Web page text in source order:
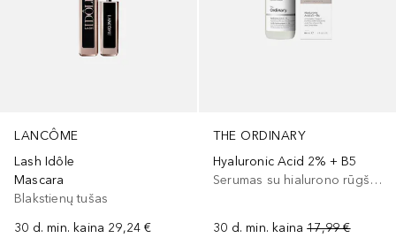
LANCÔME
Lash Idôle
Mascara
Blakstienų tušas
30 d. min. kaina 29,24 €
THE ORDINARY
Hyaluronic Acid 2% + B5
Serumas su hialurono rūgštimi
30 d. min. kaina 17,99 €